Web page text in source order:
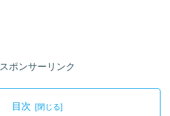
スポンサーリンク
目次